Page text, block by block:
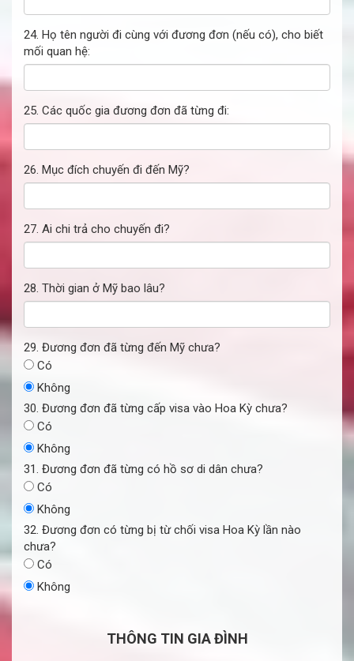
24. Họ tên người đi cùng với đương đơn (nếu có), cho biết
mối quan hệ:
25. Các quốc gia đương đơn đã từng đi:
26. Mục đích chuyến đi đến Mỹ?
27. Ai chi trả cho chuyến đi?
28. Thời gian ở Mỹ bao lâu?
29. Đương đơn đã từng đến Mỹ chưa?
Có
Không
30. Đương đơn đã từng cấp visa vào Hoa Kỳ chưa?
Có
Không
31. Đương đơn đã từng có hồ sơ di dân chưa?
Có
Không
32. Đương đơn có từng bị từ chối visa Hoa Kỳ lần nào
chưa?
Có
Không
THÔNG TIN GIA ĐÌNH